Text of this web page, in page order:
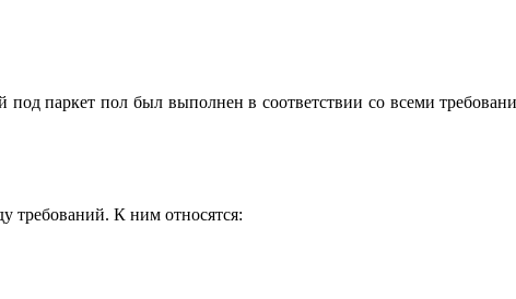
паркет пол был выполнен в соответствии со всеми
требований. К ним относятся: